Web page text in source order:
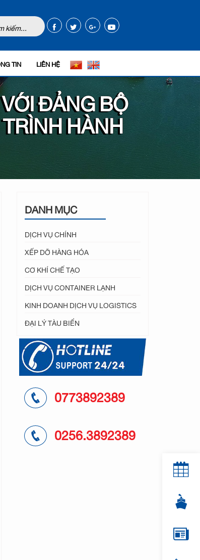
TIN LIÊN HỆ
ĐẢNG BỘ
HÀNH
DANH MỤC
DỊCH VỤ CHÍNH
XẾP DỠ HÀNG HÓA
CƠ KHÍ CHẾ TẠO
DỊCH VỤ CONTAINER LẠNH
KINH DOANH DỊCH VỤ LOGISTICS
ĐẠI LÝ TÀU BIỂN
0773892389
0256.3892389